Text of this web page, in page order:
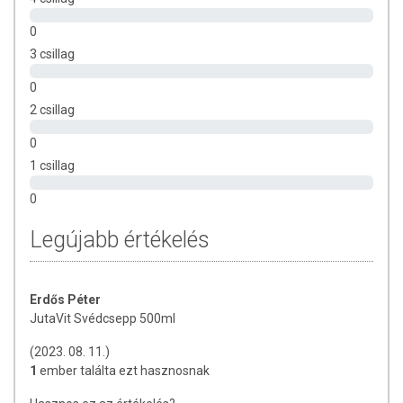
(Liquiritiae radix), borsmenta (Menthae piperitae folium ), gyömbér
(Marrubii herba), citromfű (Melissae herba), katángkóró (Cichorii
herba), bodzavirág (Sambuci flos), kamilla (Chamomillae flos),
málnalevél (Rubi idaei folium), szurokfű (Origani herba),
fűszerkömény (Carvi fructus), bazsalikom (Basilici herba),
aranyvessző (Solidaginis herba), levendulavirág (Lavandulae flos),
hársfavirág (Tiliae flos), körömvirág (Flos calendulae), orvosi Zsálya
fructus), cickafarkfű (Millefolii herba), gyermekláncfű gyökér (Taraxaci
radix), csipkebogyóhús (Cynosbati fructus sine semen), kerti kakukkfű
savanyúságot szabályozó anyagok (citromsav, nátrium-citrát),
tartósítószerek (kálium-szorbát, nátrium-benzoát).
Tárolás:Szobahőmérsékleten, közvetlen napfénytől védve, lezárt
csomagolásban. Felbontás után, hűtőszekrényben tárolva két hónapig
fogyasztható.
0
3 csillag
0
2 csillag
0
1 csillag
0
Legújabb értékelés
Erdős Péter
JutaVit Svédcsepp 500ml
(2023. 08. 11.)
1 ember találta ezt hasznosnak